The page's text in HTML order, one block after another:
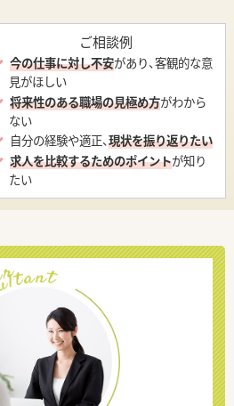
ご相談例
今の仕事に対し不安があり、客観的な意
見がほしい
将来性のある職場の見極め方がわから
ない
自分の経験や適正、現状を振り返りたい
求人を比較するためのポイントが知り
たい